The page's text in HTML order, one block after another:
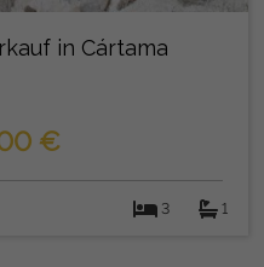
in Cártama
€
3 1